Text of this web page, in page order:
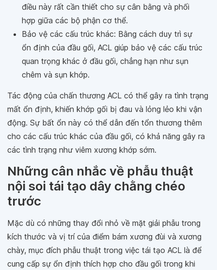
điều này rất cần thiết cho sự cân bằng và phối
hợp giữa các bộ phận cơ thể.
Bảo vệ các cấu trúc khác: Bằng cách duy trì sự
ổn định của đầu gối, ACL giúp bảo vệ các cấu trúc
quan trọng khác ở đầu gối, chẳng hạn như sụn
chêm và sụn khớp.
Tác động của chấn thương ACL có thể gây ra tình trạng
mất ổn định, khiến khớp gối bị đau và lỏng lẻo khi vận
động. Sự bất ổn này có thể dẫn đến tổn thương thêm
cho các cấu trúc khác của đầu gối, có khả năng gây ra
các tình trạng như viêm xương khớp sớm.
Những cân nhắc về phẫu thuật
nội soi tái tạo dây chằng chéo
trước
Mặc dù có những thay đổi nhỏ về mặt giải phẫu trong
kích thước và vị trí của điểm bám xương đùi và xương
chày, mục đích phẫu thuật trong việc tái tạo ACL là để
cung cấp sự ổn định thích hợp cho đầu gối trong khi